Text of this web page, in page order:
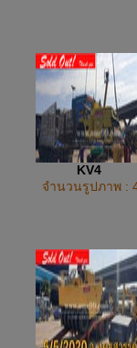
KV4
จำนวนรูปภาพ :